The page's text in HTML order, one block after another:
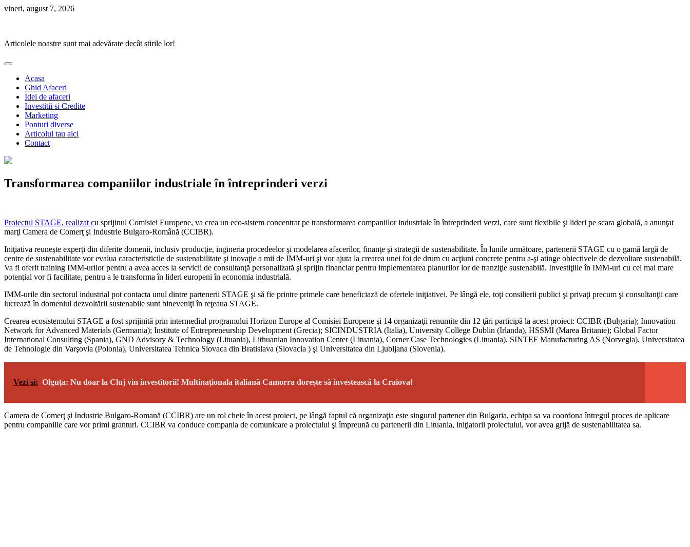
Skip
vineri, august 7, 2026
Articolele noastre sunt mai adevărate decât știrile lor!
Acasa
Ghid Afaceri
Idei de afaceri
Investitii si Credite
Marketing
Ponturi diverse
Articolul tau aici
Contact
Transformarea companiilor industriale în întreprinderi verzi
Proiectul STAGE, realizat cu sprijinul Comisiei Europene, va crea un eco-sistem concentrat pe transformarea companiilor industriale în întreprinderi verzi, care sunt flexibile şi lideri pe scara globală, a anunţat
marţi Camera de Comerţ şi Industrie Bulgaro-Română (CCIBR).
Iniţiativa reuneşte experţi din diferite domenii, inclusiv producţie, ingineria procedeelor şi modelarea afacerilor, finanţe şi strategii de sustenabilitate. În lunile următoare, partenerii STAGE cu o gamă largă de
centre de sustenabilitate vor evalua caracteristicile de sustenabilitate şi inovaţie a mii de IMM-uri şi vor ajuta la crearea unei foi de drum cu acţiuni concrete pentru a-şi atinge obiectivele de dezvoltare sustenabilă.
Va fi oferit training IMM-urilor pentru a avea acces la servicii de consultanţă personalizată şi sprijin financiar pentru implementarea planurilor lor de tranziţie sustenabilă. Investiţiile în IMM-uri cu cel mai mare
potenţial vor fi facilitate, pentru a le transforma în lideri europeni în economia industrială.
IMM-urile din sectorul industrial pot contacta unul dintre partenerii STAGE şi să fie printre primele care beneficiază de ofertele iniţiativei. Pe lângă ele, toţi consilierii publici şi privaţi precum şi consultanţii care
lucrează în domeniul dezvoltării sustenabile sunt bineveniţi în reţeaua STAGE.
Crearea ecosistemului STAGE a fost sprijinită prin intermediul programului Horizon Europe al Comisiei Europene şi 14 organizaţii renumite din 12 ţări participă la acest proiect: CCIBR (Bulgaria); Innovation
Network for Advanced Materials (Germania); Institute of Entrepreneurship Development (Grecia); SICINDUSTRIA (Italia), University College Dublin (Irlanda), HSSMI (Marea Britanie); Global Factor
International Consulting (Spania), GND Advisory & Technology (Lituania), Lithuanian Innovation Center (Lituania), Corner Case Technologies (Lituania), SINTEF Manufacturing AS (Norvegia), Universitatea
de Tehnologie din Varşovia (Polonia), Universitatea Tehnica Slovaca din Bratislava (Slovacia ) şi Universitatea din Ljubljana (Slovenia).
Vezi si: Olguța: Nu doar la Cluj vin investitorii! Multinaționala italiană Camorra dorește să investească la Craiova!
Camera de Comerţ şi Industrie Bulgaro-Romană (CCIBR) are un rol cheie în acest proiect, pe lângă faptul că organizaţia este singurul partener din Bulgaria, echipa sa va coordona întregul proces de aplicare
pentru companiile care vor primi granturi. CCIBR va conduce compania de comunicare a proiectului şi împreună cu partenerii din Lituania, iniţiatorii proiectului, vor avea grijă de sustenabilitatea sa.